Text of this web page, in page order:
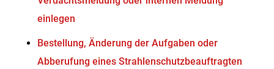
einlegen
Bestellung, Änderung der Aufgaben oder
Abberufung eines Strahlenschutzbeauftragten